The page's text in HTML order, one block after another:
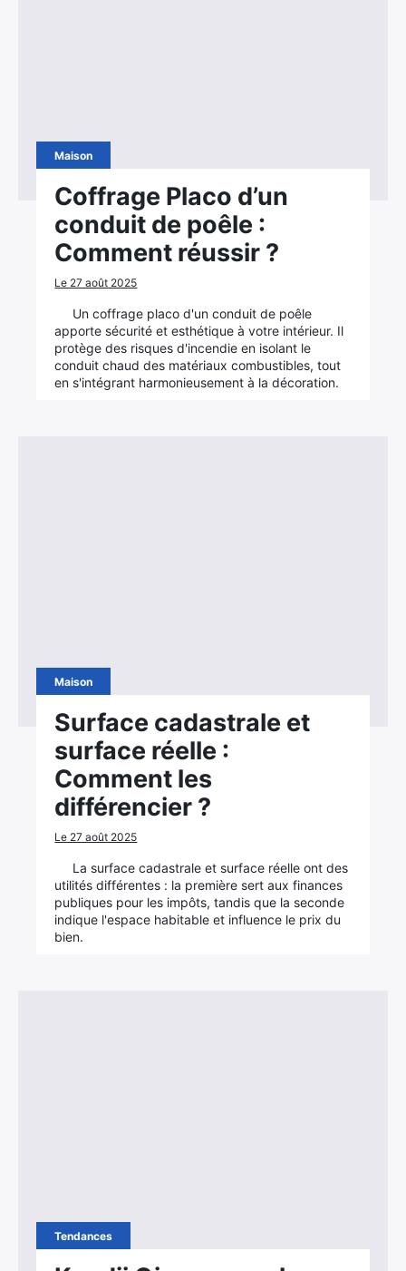
Maison
Coffrage Placo d’un
conduit de poêle :
Comment réussir ?
Le 27 août 2025
Un coffrage placo d'un conduit de poêle
apporte sécurité et esthétique à votre intérieur. Il
protège des risques d'incendie en isolant le
conduit chaud des matériaux combustibles, tout
en s'intégrant harmonieusement à la décoration.
Maison
Surface cadastrale et
surface réelle :
Comment les
différencier ?
Le 27 août 2025
La surface cadastrale et surface réelle ont des
utilités différentes : la première sert aux finances
publiques pour les impôts, tandis que la seconde
indique l'espace habitable et influence le prix du
bien.
Tendances